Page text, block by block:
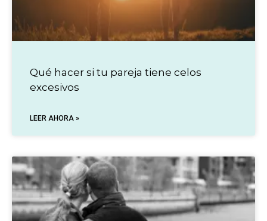
Qué hacer si tu pareja tiene celos
excesivos
LEER AHORA »